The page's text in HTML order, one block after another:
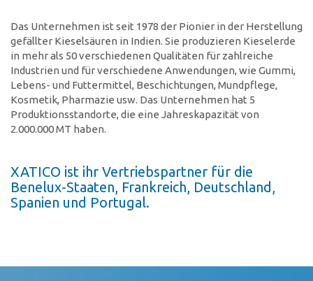
Das Unternehmen ist seit 1978 der Pionier in der Herstellung
gefällter Kieselsäuren in Indien. Sie produzieren Kieselerde
in mehr als 50 verschiedenen Qualitäten für zahlreiche
Industrien und für verschiedene Anwendungen, wie Gummi,
Lebens- und Futtermittel, Beschichtungen, Mundpflege,
Kosmetik, Pharmazie usw. Das Unternehmen hat 5
Produktionsstandorte, die eine Jahreskapazität von
2.000.000 MT haben.
XATICO ist ihr Vertriebspartner für die
Benelux-Staaten, Frankreich, Deutschland,
Spanien und Portugal.